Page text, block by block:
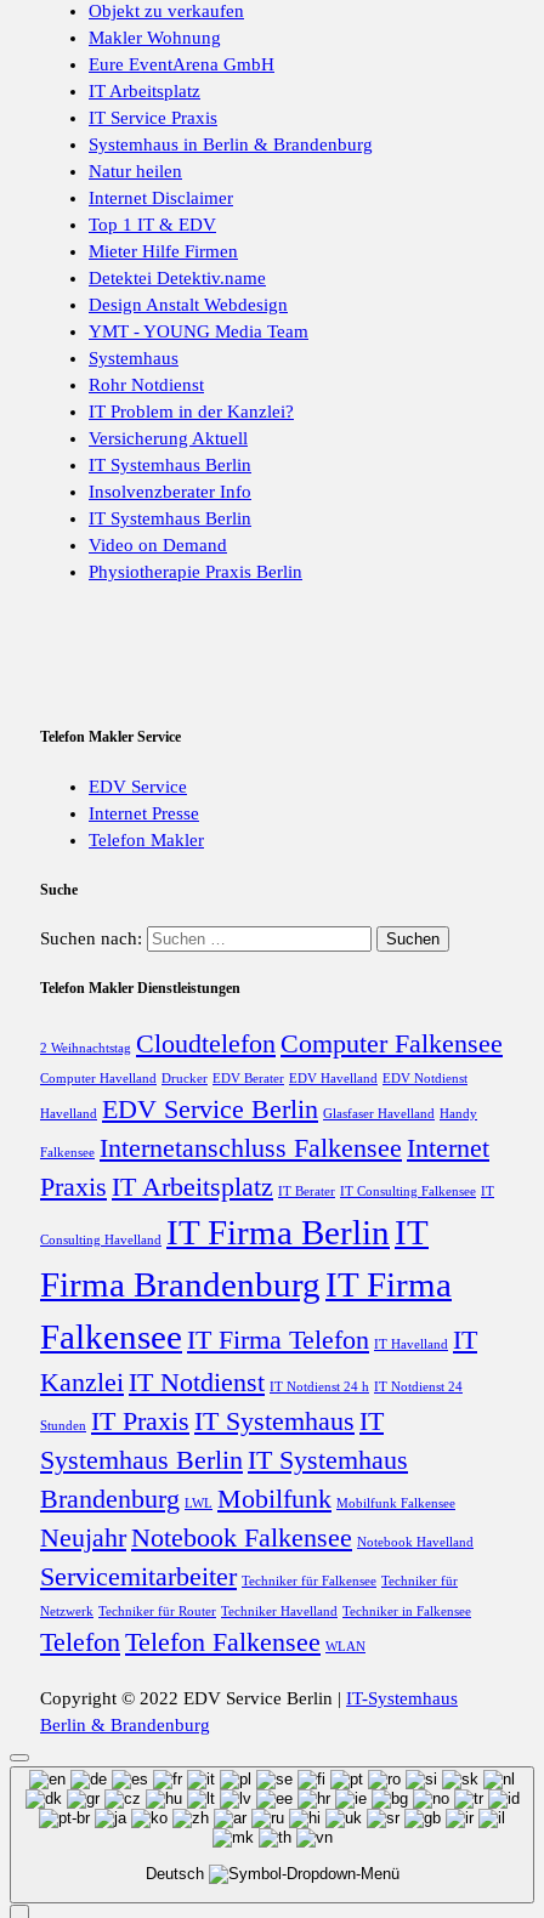
Objekt zu verkaufen
Makler Wohnung
Eure EventArena GmbH
IT Arbeitsplatz
IT Service Praxis
Systemhaus in Berlin & Brandenburg
Natur heilen
Internet Disclaimer
Top 1 IT & EDV
Mieter Hilfe Firmen
Detektei Detektiv.name
Design Anstalt Webdesign
YMT - YOUNG Media Team
Systemhaus
Rohr Notdienst
IT Problem in der Kanzlei?
Versicherung Aktuell
IT Systemhaus Berlin
Insolvenzberater Info
IT Systemhaus Berlin
Video on Demand
Physiotherapie Praxis Berlin
Telefon Makler Service
EDV Service
Internet Presse
Telefon Makler
Suche
Suchen nach:
Telefon Makler Dienstleistungen
2 Weihnachtstag Cloudtelefon Computer Falkensee
Computer Havelland Drucker EDV Berater EDV Havelland EDV Notdienst
Havelland EDV Service Berlin Glasfaser Havelland Handy
Falkensee Internetanschluss Falkensee Internet
Praxis IT Arbeitsplatz IT Berater IT Consulting Falkensee IT
Consulting Havelland IT Firma Berlin IT
Firma BrandenburgIT Firma
Falkensee IT Firma Telefon IT Havelland IT
KanzleiIT Notdienst IT Notdienst 24 h IT Notdienst 24
Stunden IT Praxis IT Systemhaus IT
Systemhaus BerlinIT Systemhaus
Brandenburg LWL Mobilfunk Mobilfunk Falkensee
NeujahrNotebook Falkensee Notebook Havelland
Servicemitarbeiter Techniker für Falkensee Techniker für
Netzwerk Techniker für Router Techniker Havelland Techniker in Falkensee
TelefonTelefon Falkensee WLAN
Copyright © 2022 EDV Service Berlin | IT-Systemhaus
Berlin & Brandenburg
Deutsch